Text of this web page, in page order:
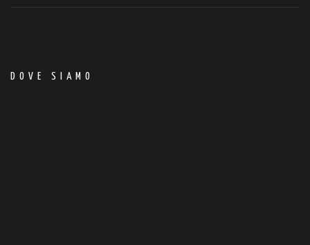
DOVE SIAMO